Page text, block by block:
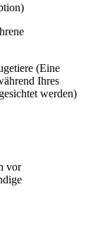
(Eine
Ihres
werden)
vor